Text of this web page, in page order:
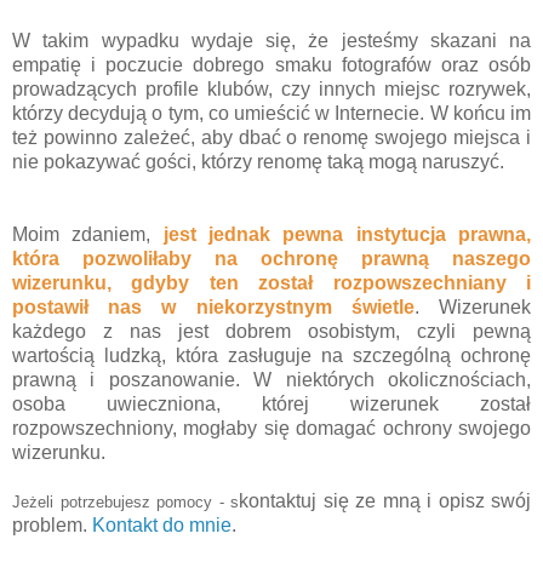
W takim wypadku wydaje się, że jesteśmy skazani na
empatię i poczucie dobrego smaku fotografów oraz osób
prowadzących profile klubów, czy innych miejsc rozrywek,
którzy decydują o tym, co umieścić w Internecie. W końcu im
też powinno zależeć, aby dbać o renomę swojego miejsca i
nie pokazywać gości, którzy renomę taką mogą naruszyć.
Moim zdaniem, jest jednak pewna instytucja prawna,
która pozwoliłaby na ochronę prawną naszego
wizerunku, gdyby ten został rozpowszechniany i
postawił nas w niekorzystnym świetle. Wizerunek
każdego z nas jest dobrem osobistym, czyli pewną
wartością ludzką, która zasługuje na szczególną ochronę
prawną i poszanowanie. W niektórych okolicznościach,
osoba uwieczniona, której wizerunek został
rozpowszechniony, mogłaby się domagać ochrony swojego
wizerunku.
Jeżeli potrzebujesz pomocy - s kontaktuj się ze mną i opisz swój
problem. Kontakt do mnie.